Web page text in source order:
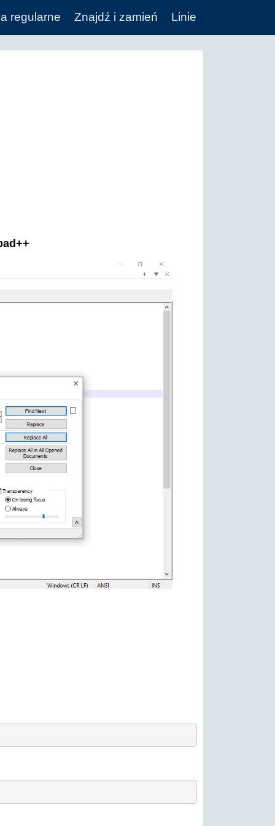
regularne Znajdź i zamień Linie